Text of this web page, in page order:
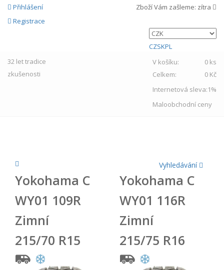
Přihlášení
Registrace
Zboží Vám zašleme: zítra
CZSKPL
32 lettradice
zkušenosti
V košíku:
0 ks
Celkem:
0 Kč
Internetová sleva:1%
Maloobchodní ceny
Vyhledávání
Yokohama C
WY01 109R
Zimní
215/70 R15
Yokohama C
WY01 116R
Zimní
215/75 R16